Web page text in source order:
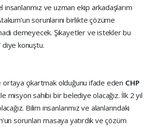
ve uzman ekip arkadaşlarım
sorunlarını birlikte çözüme
demeyecek. Şikayetler ve istekler bu
diye konuştu.
ortaya çıkartmak olduğunu ifade eden CHP
misyon sahibi bir belediye olacağız. İlk 2 yıl
Bilim insanlarımız ve alanlarındaki
sorunları masaya yatırdık ve çözüm